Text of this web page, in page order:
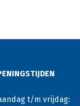
t/m vrijdag: